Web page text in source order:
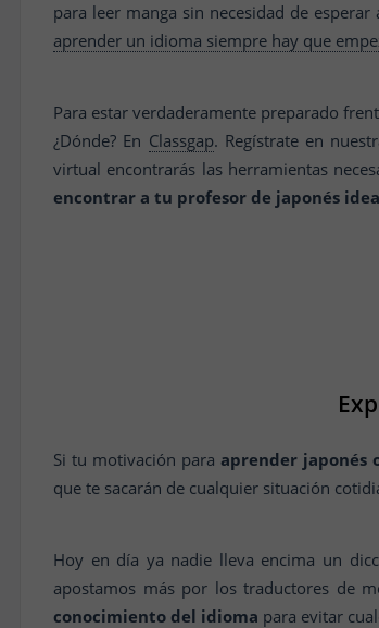
para leer manga sin necesidad de
aprender un idioma siempre hay que
Para estar verdaderamente preparado
¿Dónde? En Classgap. Regístrate en
virtual encontrarás las herramientas
encontrar a tu profesor de japonés
Si tu motivación paraaprender japonés
que te sacarán de cualquier situación
Hoy en día ya nadie lleva encima un
apostamos más por los traductores de
conocimiento del idioma para evitar